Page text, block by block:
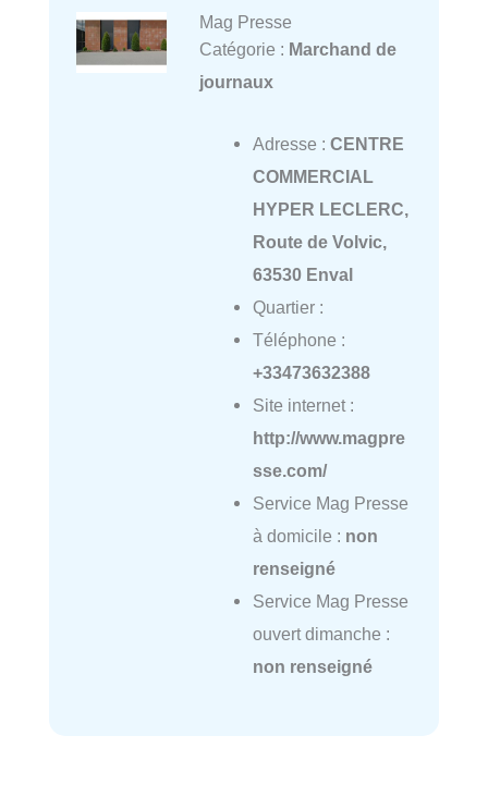
Mag Presse
Catégorie : Marchand de
journaux
Adresse : CENTRE
COMMERCIAL
HYPER LECLERC,
Route de Volvic,
63530 Enval
Quartier :
Téléphone :
+33473632388
Site internet :
http://www.magpre
sse.com/
Service Mag Presse
à domicile : non
renseigné
Service Mag Presse
ouvert dimanche :
non renseigné